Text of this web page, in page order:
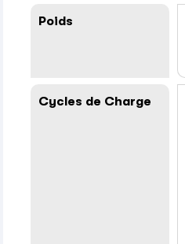
Poids
Cycles de Charge